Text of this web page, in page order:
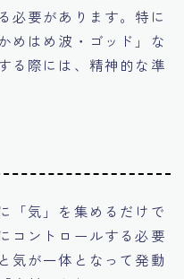
必要があります。特に
めはめ波・ゴッド」な
る際には、精神的な準
「気」を集めるだけで
コントロールする必要
気が一体となって発動